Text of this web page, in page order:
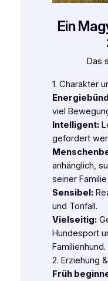
Ein
Das
1. Charakter
viel
Intelligent:
gefordert
anhänglich,
seiner
Sensibel:
und Tonfall.
Vielseitig:
Hundesport
Familienhund.
2. Erziehung
Früh